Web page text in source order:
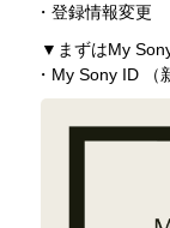
・登録情報変更
▼ まずはMy
・My Sony ID （